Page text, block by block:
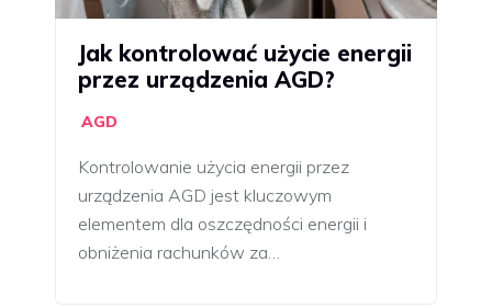
Jak kontrolować użycie energii
przez urządzenia AGD?
AGD
Kontrolowanie użycia energii przez
urządzenia AGD jest kluczowym
elementem dla oszczędności energii i
obniżenia rachunków za…